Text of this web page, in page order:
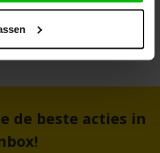
705,75
de beste acties in